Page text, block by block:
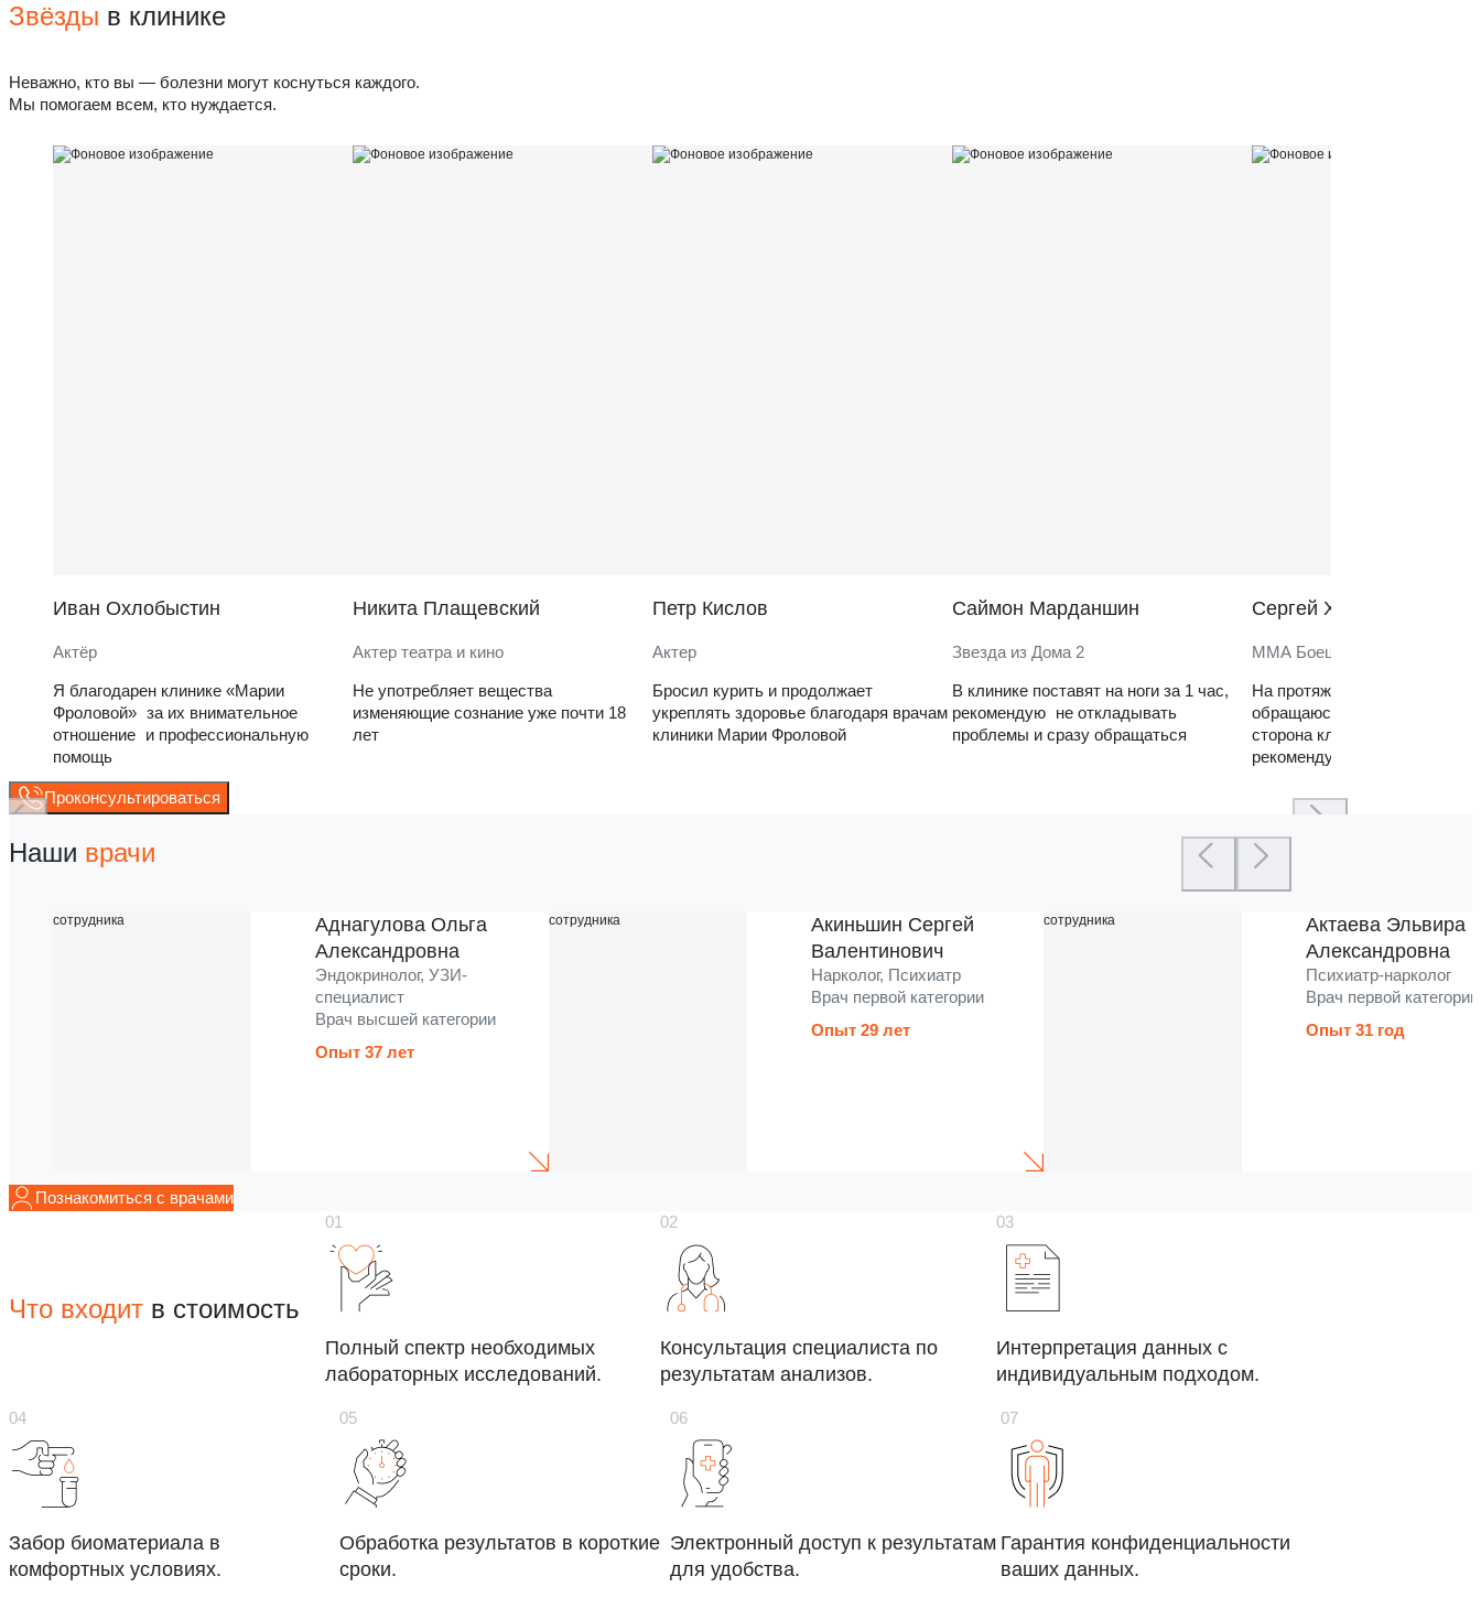
Звёзды в клинике
Неважно, кто вы — болезни могут коснуться каждого.
Мы помогаем всем, кто нуждается.
Иван Охлобыстин
Актёр
Я благодарен клинике «Марии
Фроловой» за их внимательное
отношение и профессиональную
помощь
Никита Плащевский
Актер театра и кино
Не употребляет вещества
изменяющие сознание уже почти 18
лет
Петр Кислов
Актер
Бросил курить и продолжает
укреплять здоровье благодаря врачам
клиники Марии Фроловой
Саймон Марданшин
Звезда из Дома 2
В клинике поставят на ноги за 1 час,
рекомендую не откладывать
проблемы и сразу обращаться
Сергей Харитонов
ММА Боец
На протяжении нескольких
обращаюсь в клинику.
сторона клиники —
рекомендую
Проконсультироваться
Наши врачи
Аднагулова Ольга
Александровна
Эндокринолог, УЗИ-
специалист
Врач высшей категории
Опыт 37 лет
Акиньшин Сергей
Валентинович
Нарколог, Психиатр
Врач первой категории
Опыт 29 лет
Актаева Эльвира
Александровна
Психиатр-нарколог
Врач первой категории
Опыт 31 год
Познакомиться с врачами
Что входит в стоимость
Полный спектр необходимых
лабораторных исследований.
Консультация специалиста по
результатам анализов.
Интерпретация данных с
индивидуальным подходом.
Забор биоматериала в
комфортных условиях.
Обработка результатов в короткие
сроки.
Электронный доступ к результатам
для удобства.
Гарантия конфиденциальности
ваших данных.